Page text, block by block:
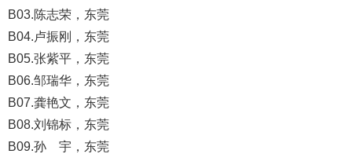
B03.陈志荣，东莞
B04.卢振刚，东莞
B05.张紫平，东莞
B06.邹瑞华，东莞
B07.龚艳文，东莞
B08.刘锦标，东莞
B09.孙 宇，东莞